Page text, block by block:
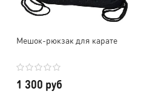
Мешок-рюкзак для карате
1 300 руб